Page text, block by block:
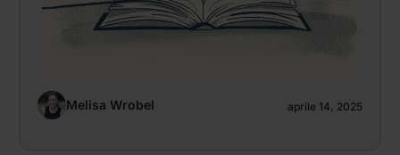
Melisa Wrobel aprile 14, 2025